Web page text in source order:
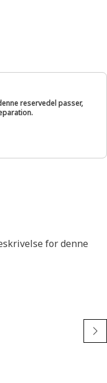
reservedel passer,
for denne